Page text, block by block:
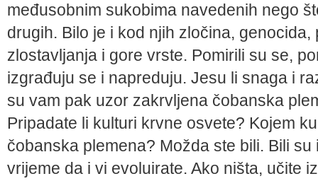
međusobnim sukobima navedenih nego
drugih. Bilo je i kod njih zločina,
zlostavljanja i gore vrste. Pomirili su se,
izgrađuju se i napreduju. Jesu li snaga i
su vam pak uzor zakrvljena čobanska
Pripadate li kulturi krvne osvete? Kojem
čobanska plemena? Možda ste bili. Bili
vrijeme da i vi evoluirate. Ako ništa, učite